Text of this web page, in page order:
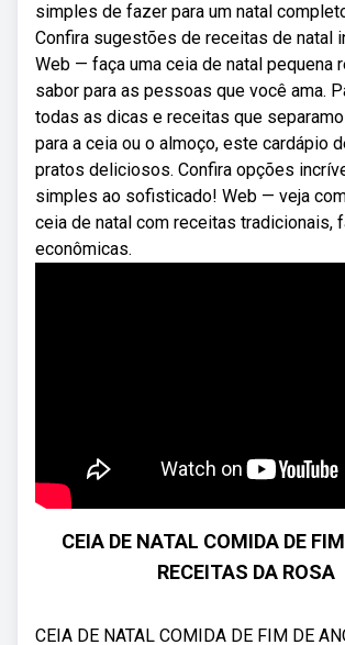
simples de fazer para um natal
Confira sugestões de receitas de natal
Web — faça uma ceia de natal pequena
sabor para as pessoas que você ama.
todas as dicas e receitas que
para a ceia ou o almoço, este cardápio
pratos deliciosos. Confira opções
simples ao sofisticado! Web — veja
ceia de natal com receitas tradicionais,
econômicas.
CEIA DE NATAL COMIDA DE
RECEITAS DA ROSA
CEIA DE NATAL COMIDA DE FIM DE